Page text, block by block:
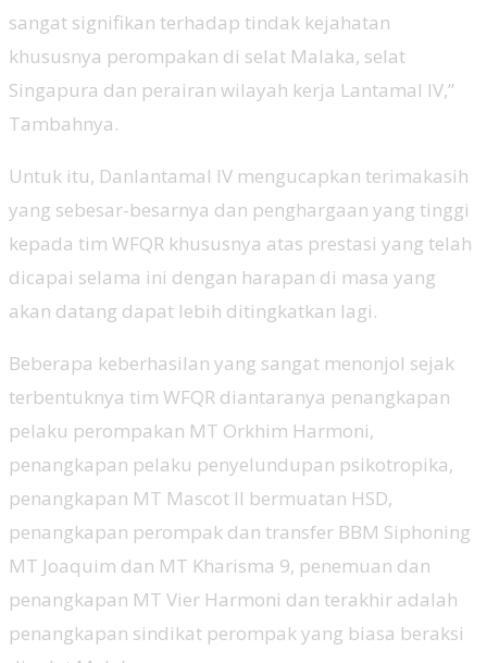
sangat signifikan terhadap tindak kejahatan
khususnya perompakan di selat Malaka, selat
Singapura dan perairan wilayah kerja Lantamal IV,”
Tambahnya.
Untuk itu, Danlantamal IV mengucapkan terimakasih
yang sebesar-besarnya dan penghargaan yang tinggi
kepada tim WFQR khususnya atas prestasi yang telah
dicapai selama ini dengan harapan di masa yang
akan datang dapat lebih ditingkatkan lagi.
Beberapa keberhasilan yang sangat menonjol sejak
terbentuknya tim WFQR diantaranya penangkapan
pelaku perompakan MT Orkhim Harmoni,
penangkapan pelaku penyelundupan psikotropika,
penangkapan MT Mascot II bermuatan HSD,
penangkapan perompak dan transfer BBM Siphoning
MT Joaquim dan MT Kharisma 9, penemuan dan
penangkapan MT Vier Harmoni dan terakhir adalah
penangkapan sindikat perompak yang biasa beraksi